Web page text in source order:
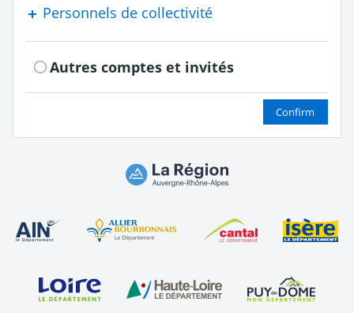
Personnels de collectivité
Autres comptes et invités